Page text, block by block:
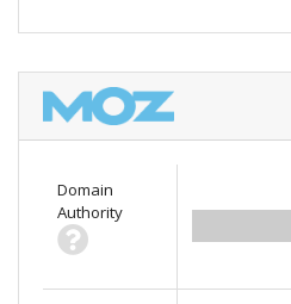
Domain
Authority